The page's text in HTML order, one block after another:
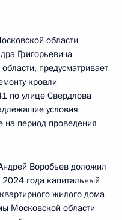
области
Григорьевича
предусматривает
кровли
по улице Свердлова
условия
на период проведения
Воробьев доложил
2024 года капитальный
жилого дома
Московской области